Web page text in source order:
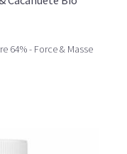
64% - Force & Masse